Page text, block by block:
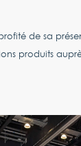
de sa
produits